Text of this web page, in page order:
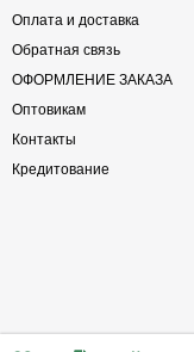
Оплата и доставка
Обратная связь
ОФОРМЛЕНИЕ ЗАКАЗА
Оптовикам
Контакты
Кредитование